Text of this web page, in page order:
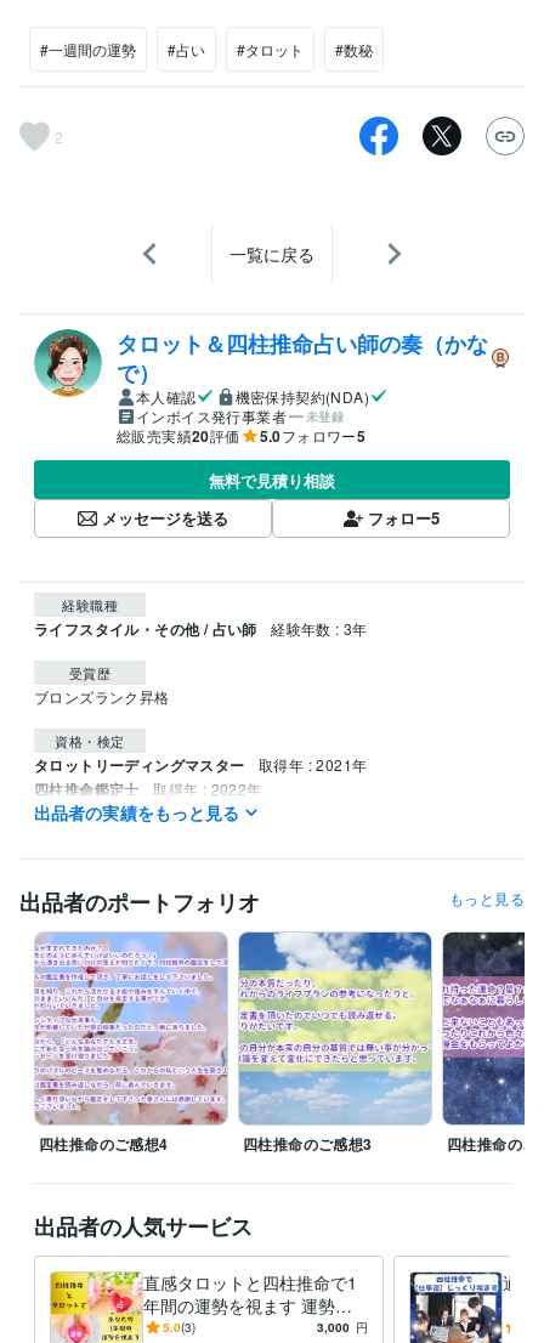
#一週間の運勢 #占い #タロット #数秘
2
一覧に戻る
タロット＆四柱推命占い師の奏（かな
で）
本人確認
機密保持契約(NDA)
インボイス発行事業者
未登録
総販売実績20評価 5.0フォロワー5
無料で見積り相談
メッセージを送る
フォロー5
経験職種
ライフスタイル・その他 / 占い師 経験年数 : 3年
受賞歴
ブロンズランク昇格
資格・検定
タロットリーディングマスター 取得年 : 2021年
四柱推命鑑定士 取得年 : 2022年
占い タロット鑑定
占い 四柱推命
出品者の実績をもっと見る
出品者のポートフォリオ もっと見る
四柱推命のご感想4 四柱推命のご感想3 四柱推命のご
出品者の人気サービス
直感タロットと四柱推命で1
年間の運勢を視ます 運勢を
活かして、楽しい1年を過ご
5.0(3) 3,000 円
適職
キャ